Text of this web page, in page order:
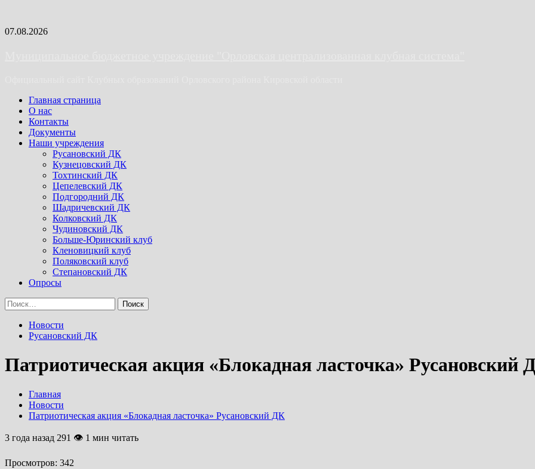
Skip
07.08.2026
Primary
Menu
Главная страница
О нас
Контакты
Документы
Наши учреждения
Русановский ДК
Кузнецовский ДК
Тохтинский ДК
Цепелевский ДК
Подгородний ДК
Шадричевский ДК
Колковский ДК
Чудиновский ДК
Больше-Юринский клуб
Кленовицкий клуб
Поляковский клуб
Степановский ДК
Опросы
Найти:
Новости
Русановский ДК
Патриотическая акция «Блокадная ласточка» Русановский
Главная
Новости
Патриотическая акция «Блокадная ласточка» Русановский ДК
3 года назад 291 👁 1 мин читать
Просмотров: 342